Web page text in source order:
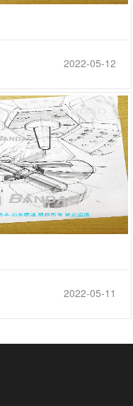
2022-05-12
2022-05-11